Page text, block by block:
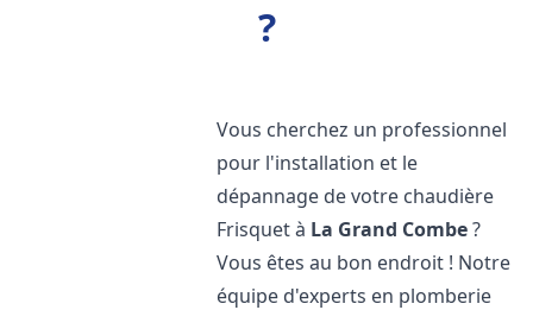
?
Vous cherchez un professionnel
pour l'installation et le
dépannage de votre chaudière
Frisquet à La Grand Combe?
Vous êtes au bon endroit ! Notre
équipe d'experts en plomberie